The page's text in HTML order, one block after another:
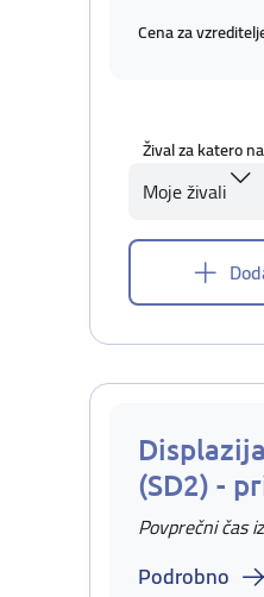
Cena za
Žival za katero
Moje živali
(SD2) -
Povprečni čas
Podrobno